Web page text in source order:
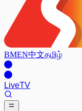
BMEN中文தமிழ்
LiveTV